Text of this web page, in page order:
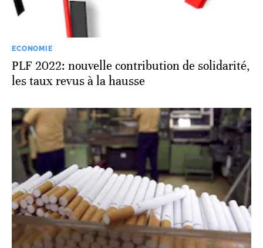
ECONOMIE
PLF 2022: nouvelle contribution de solidarité,
les taux revus à la hausse